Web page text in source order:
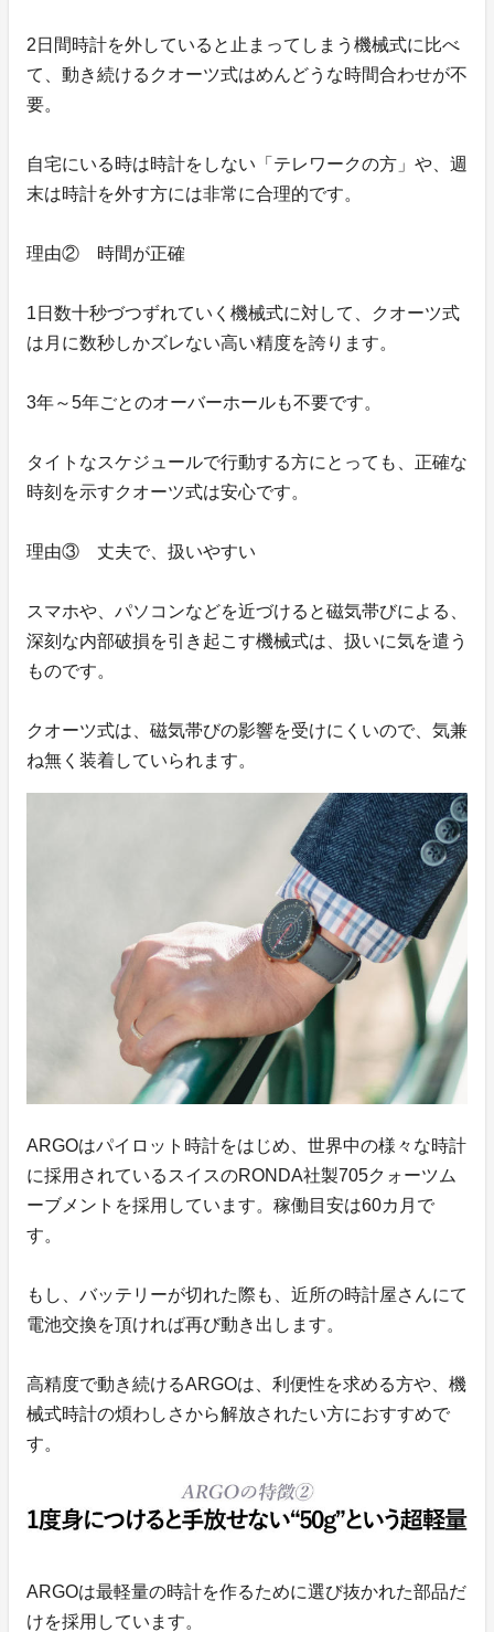
2日間時計を外していると止まってしまう機械式に比べ
て、動き続けるクオーツ式はめんどうな時間合わせが不
要。
自宅にいる時は時計をしない「テレワークの方」や、週
末は時計を外す方には非常に合理的です。
理由② 時間が正確
1日数十秒づつずれていく機械式に対して、クオーツ式
は月に数秒しかズレない高い精度を誇ります。
3年～5年ごとのオーバーホールも不要です。
タイトなスケジュールで行動する方にとっても、正確な
時刻を示すクオーツ式は安心です。
理由③ 丈夫で、扱いやすい
スマホや、パソコンなどを近づけると磁気帯びによる、
深刻な内部破損を引き起こす機械式は、扱いに気を遣う
ものです。
クオーツ式は、磁気帯びの影響を受けにくいので、気兼
ね無く装着していられます。
ARGOはパイロット時計をはじめ、世界中の様々な時計
に採用されているスイスのRONDA社製705クォーツム
ーブメントを採用しています。稼働目安は60カ月で
す。
もし、バッテリーが切れた際も、近所の時計屋さんにて
電池交換を頂ければ再び動き出します。
高精度で動き続けるARGOは、利便性を求める方や、機
械式時計の煩わしさから解放されたい方におすすめで
す。
ARGOは最軽量の時計を作るために選び抜かれた部品だ
けを採用しています。